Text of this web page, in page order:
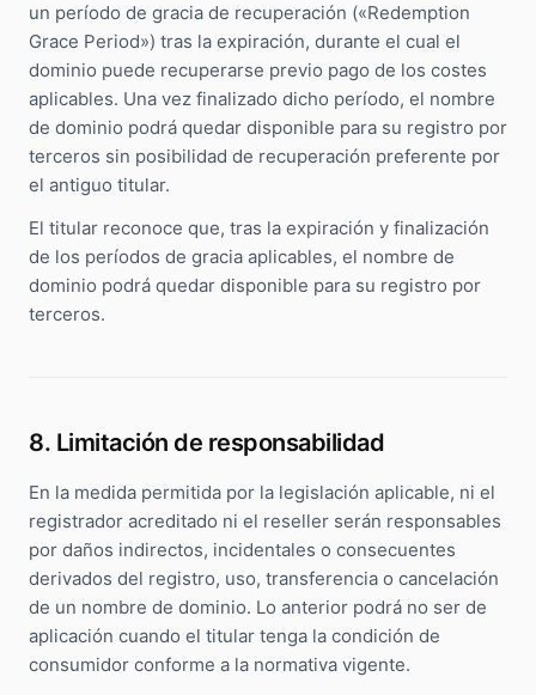
un período de gracia de recuperación («Redemption
Grace Period») tras la expiración, durante el cual el
dominio puede recuperarse previo pago de los costes
aplicables. Una vez finalizado dicho período, el nombre
de dominio podrá quedar disponible para su registro por
terceros sin posibilidad de recuperación preferente por
el antiguo titular.
El titular reconoce que, tras la expiración y finalización
de los períodos de gracia aplicables, el nombre de
dominio podrá quedar disponible para su registro por
terceros.
8. Limitación de responsabilidad
En la medida permitida por la legislación aplicable, ni el
registrador acreditado ni el reseller serán responsables
por daños indirectos, incidentales o consecuentes
derivados del registro, uso, transferencia o cancelación
de un nombre de dominio. Lo anterior podrá no ser de
aplicación cuando el titular tenga la condición de
consumidor conforme a la normativa vigente.